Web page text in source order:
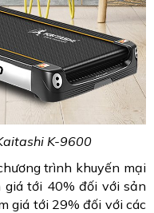
K-9600
trình khuyến mại
giá tới 40% đối với sản
giá tới 29% đối với các